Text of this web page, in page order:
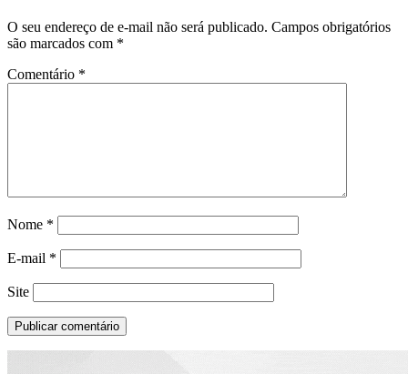
O seu endereço de e-mail não será publicado. Campos obrigatórios
são marcados com *
Comentário *
Nome *
E-mail *
Site